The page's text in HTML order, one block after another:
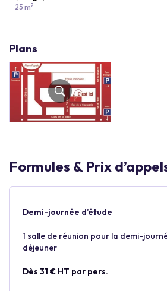
25 m2
Plans
Formules & Prix
Demi-journée d’étude
1 salle de réunion pour la demi-
déjeuner
Dès 31 € HT par pers.